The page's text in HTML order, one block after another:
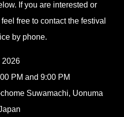
If you are interested or
free to contact the festival
by phone.
2026
PM and 9:00 PM
Suwamachi, Uonuma